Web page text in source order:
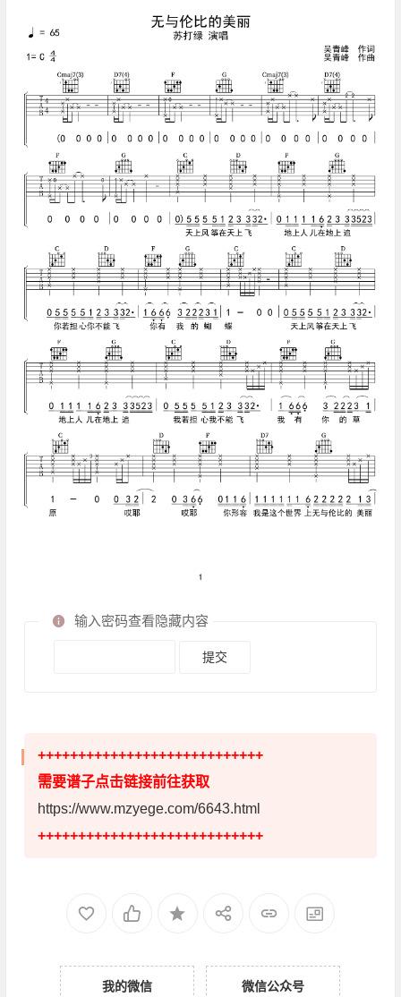
输入密码查看隐藏内容
++++++++++++++++++++++++++++
需要谱子点击链接前往获取
https://www.mzyege.com/6643.html
++++++++++++++++++++++++++++
我的微信
微信公众号